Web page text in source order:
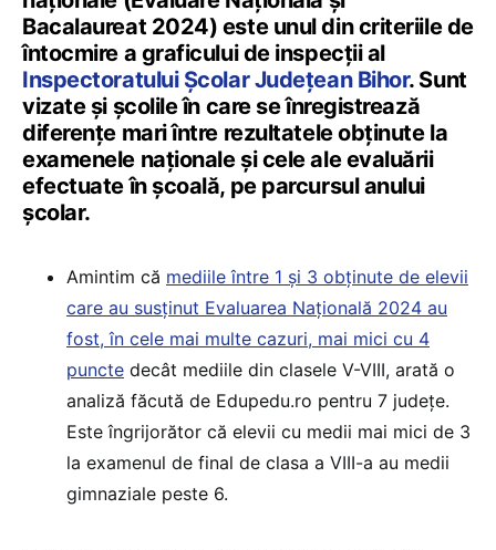
Bacalaureat 2024) este unul din criteriile de
întocmire a graficului de inspecții al
Inspectoratului Școlar Județean Bihor. Sunt
vizate și școlile în care se înregistrează
diferențe mari între rezultatele obţinute la
examenele naționale și cele ale evaluării
efectuate în școală, pe parcursul anului
şcolar.
Amintim că mediile între 1 și 3 obținute de elevii
care au susținut Evaluarea Națională 2024 au
fost, în cele mai multe cazuri, mai mici cu 4
puncte decât mediile din clasele V-VIII, arată o
analiză făcută de Edupedu.ro pentru 7 județe.
Este îngrijorător că elevii cu medii mai mici de 3
la examenul de final de clasa a VIII-a au medii
gimnaziale peste 6.